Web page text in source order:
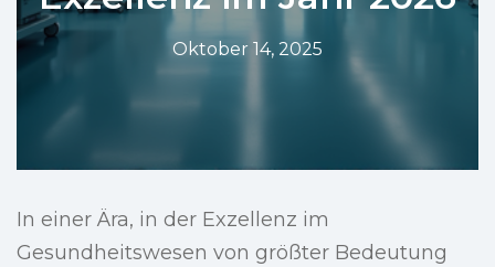
Oktober 14, 2025
In einer Ära, in der Exzellenz im
Gesundheitswesen von größter Bedeutung